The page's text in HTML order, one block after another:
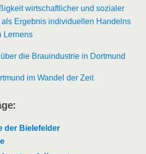
wirtschaftlicher und sozialer
als Ergebnis individuellen Handelns
Lernens
die Brauindustrie in Dortmund
im Wandel der Zeit
der Bielefelder